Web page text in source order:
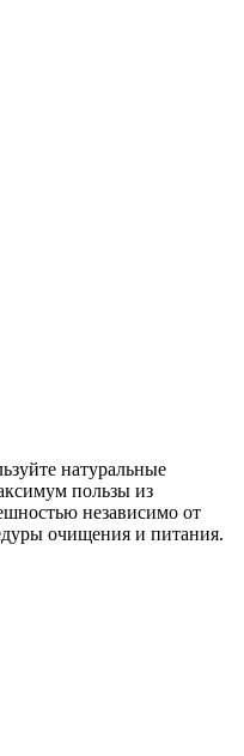
натуральные
пользы из
независимо от
очищения и питания.